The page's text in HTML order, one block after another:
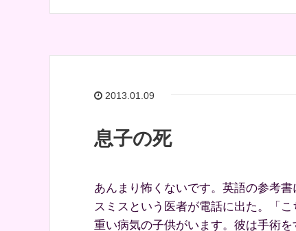
2013.01.09
息子の死
あんまり怖くないです。英語の参考
スミスという医者が電話に出た。「
重い病気の子供がいます。彼は手術